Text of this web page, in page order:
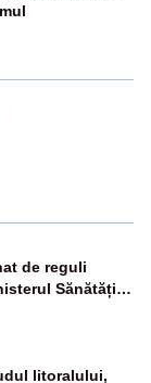
de reguli
Sănătății
litoralului,